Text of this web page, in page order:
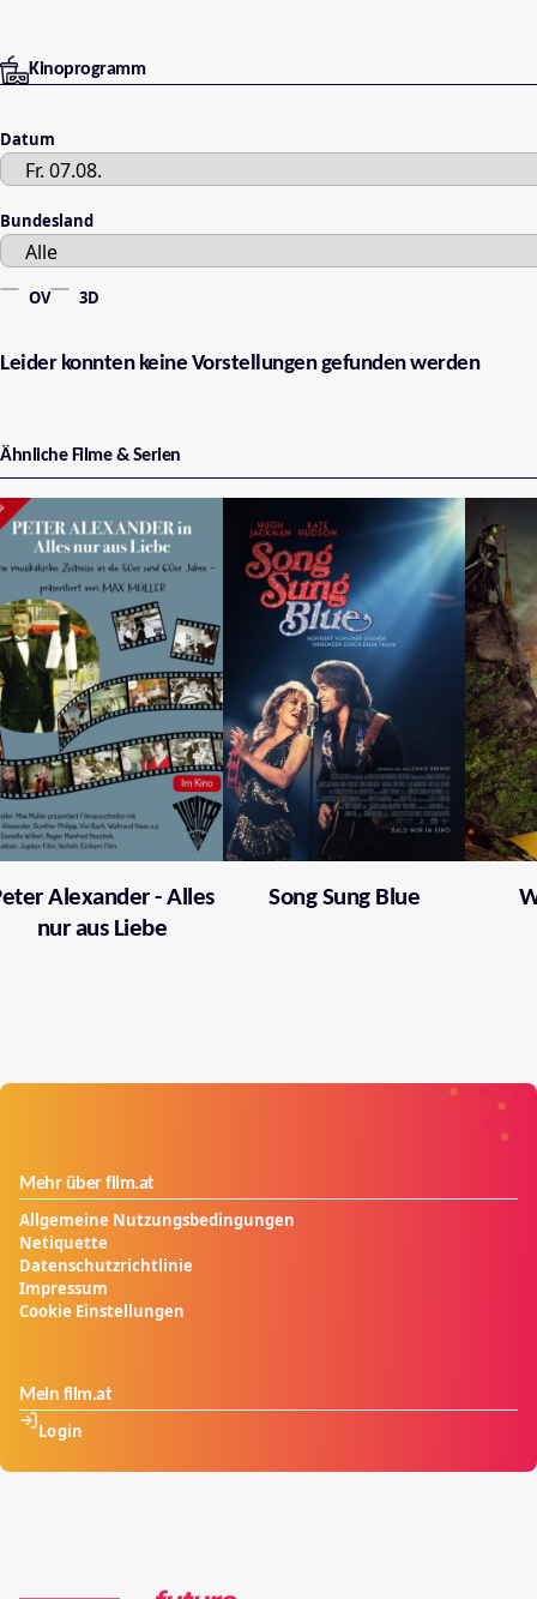
Kinoprogramm
Datum
Bundesland
OV 3D
Leider konnten keine Vorstellungen gefunden werden
Ähnliche Filme & Serien
Alexander - Alles
nur aus Liebe
Song Sung Blue
Mehr über film.at
Allgemeine Nutzungsbedingungen
Netiquette
Datenschutzrichtlinie
Impressum
Cookie Einstellungen
Mein film.at
Login